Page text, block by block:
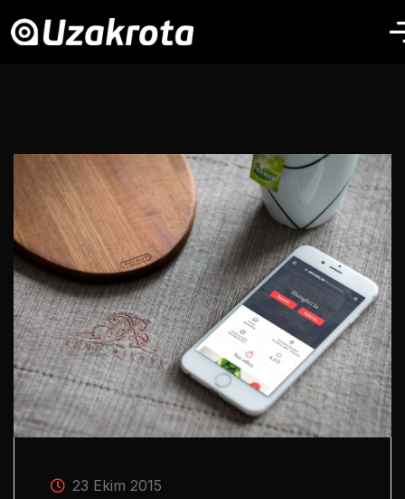
23 Ekim 2015